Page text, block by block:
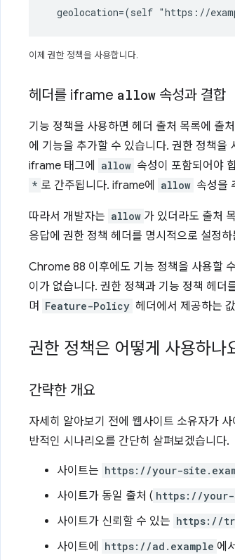
geolocation=(self "https://
이제 권한 정책을 사용합니다.
헤더를 iframe allow 속성과 결합
기능 정책을 사용하면 헤더 출처 목록에 출
에 기능을 추가할 수 있습니다. 권한 정책을
iframe 태그에
allow 속성이 포함되어야
* 로 간주됩니다. iframe에 allow 속성을
따라서 개발자는 allow 가 있더라도 출처
응답에 권한 정책 헤더를 명시적으로 설정
Chrome 88 이후에도 기능 정책을 사용할
이가 없습니다. 권한 정책과 기능 정책 헤더
며
Feature-Policy 헤더에서 제공하는
권한 정책은 어떻게 사용하나
간략한 개요
자세히 알아보기 전에 웹사이트 소유자가
반적인 시나리오를 간단히 살펴보겠습니다.
사이트는 https://your-
사이트가 동일 출처 ( https://your-
사이트가 신뢰할 수 있는 https://
사이트에
https://ad.example 에